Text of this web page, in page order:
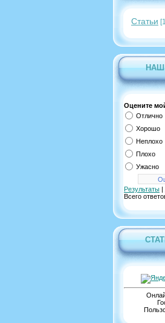
Cтатьи
НАШ
Оцените
Отлично
Хорошо
Неплохо
Плохо
Ужасно
Результаты |
Всего